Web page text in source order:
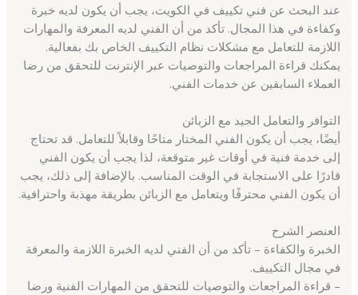
عند البحث عن فني تكييف في الكويت، يجب أن يكون لديه خبرة
وكفاءة في هذا المجال. تأكد من أن الفني لديه المعرفة والمهارات
اللازمة للتعامل مع مشكلات نظام التكييف الخاص بك بفعالية.
يمكنك قراءة المراجعات والتوصيات عبر الإنترنت للتحقق من رضا
العملاء السابقين عن خدمات الفني.
التوافر والتعامل الجيد مع الزبائن
أيضًا، يجب أن يكون الفني المختار متاحًا وقابلاً للتعامل. قد تحتاج
إلى خدمة فنية في أوقات غير متوقعة، لذا يجب أن يكون الفني
قادرًا على الاستجابة في الوقت المناسب. بالإضافة إلى ذلك، يجب
أن يكون الفني محترفًا ويتعامل مع الزبائن بطريقة مهذبة واحترافية.
العنصر الشرح
الخبرة والكفاءة – تأكد من أن الفني لديه الخبرة اللازمة والمعرفة
في مجال التكييف.
– قراءة المراجعات والتوصيات للتحقق من المهارات الفنية ورضا